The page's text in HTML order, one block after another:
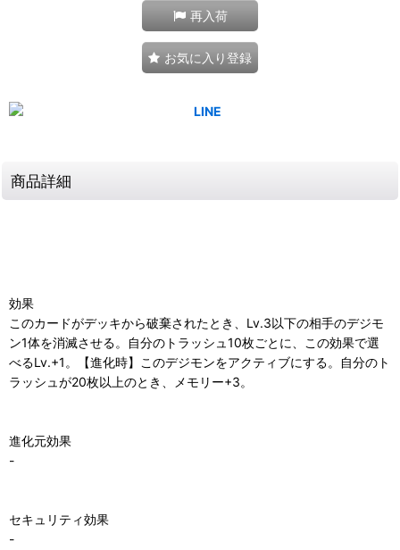
再入荷
お気に入り登録
商品詳細
効果
このカードがデッキから破棄されたとき、Lv.3以下の相手のデジモ
ン1体を消滅させる。自分のトラッシュ10枚ごとに、この効果で選
べるLv.+1。【進化時】このデジモンをアクティブにする。自分のト
ラッシュが20枚以上のとき、メモリー+3。
進化元効果
-
セキュリティ効果
-